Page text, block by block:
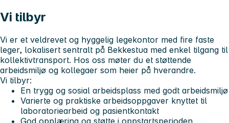
Vi tilbyr
Vi er et veldrevet og hyggelig legekontor med fire faste
leger, lokalisert sentralt på Bekkestua med enkel tilgang til
kollektivtransport. Hos oss møter du et støttende
arbeidsmiljø og kollegaer som heier på hverandre.
Vi tilbyr:
En trygg og sosial arbeidsplass med godt arbeidsmiljø
Varierte og praktiske arbeidsoppgaver knyttet til
laboratoriearbeid og pasientkontakt
God opplæring og støtte i oppstartsperioden